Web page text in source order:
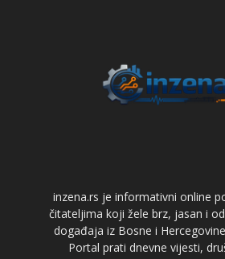
inzena.rs je informativni online
čitateljima koji žele brz, jasan i
događaja iz Bosne i
Portal prati dnevne vijesti,